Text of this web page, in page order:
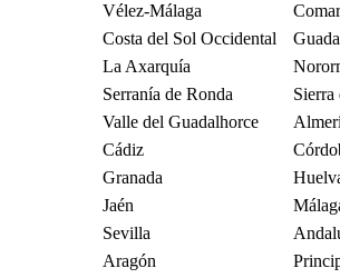
Vélez-Málaga
Costa del Sol Occidental
La Axarquía
Serranía de Ronda
Sierra
Valle del Guadalhorce
Cádiz
Granada
Jaén
Sevilla
Aragón